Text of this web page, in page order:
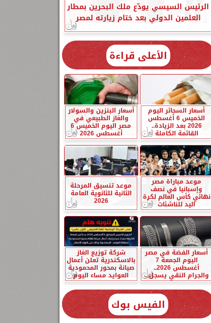
الرئيس السيسي يودّع ملك البحرين بمطار
العلمين الدولي بعد ختام زيارته لمصر
الأعلى قراءة
أسعار السجائر اليوم
الخميس 6 أغسطس
2026 بعد الزيادة..
القائمة الكاملة
أسعار البنزين والسولار
والغاز الطبيعي في
مصر اليوم الخميس 6
أغسطس 2026
موعد مباراة مصر
وإسبانيا في نصف
نهائي كأس العالم لكرة
اليد للناشئات
موعد تنسيق المرحلة
الثانية للثانوية العامة
2026
أسعار الفضة في مصر
اليوم الجمعة 7
أغسطس 2026..
والجرام النقي يسجل...
شركة توزيع الغاز
بالاسكندرية تعلن أعمال
صيانة بمحور المحمودية
العوايد مساء اليوم
الفيس بوك